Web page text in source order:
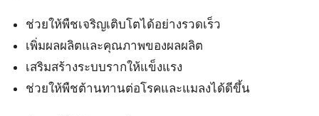
ช่วยให้พืชเจริญเติบโตได้อย่างรวดเร็ว
เพิ่มผลผลิตและคุณภาพของผลผลิต
เสริมสร้างระบบรากให้แข็งแรง
ช่วยให้พืชต้านทานต่อโรคและแมลงได้ดีขึ้น